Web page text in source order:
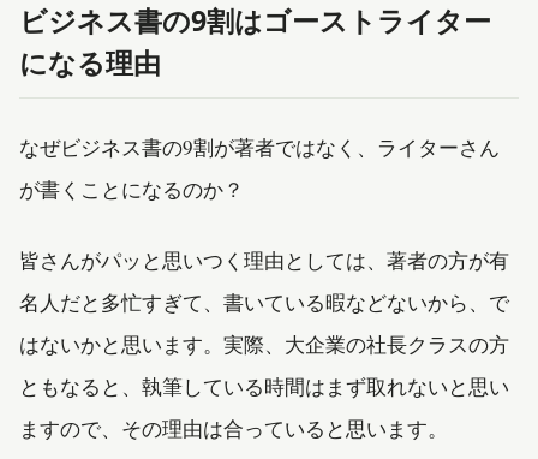
ビジネス書の9割はゴーストライター
になる理由
なぜビジネス書の9割が著者ではなく、ライターさん
が書くことになるのか？
皆さんがパッと思いつく理由としては、著者の方が有
名人だと多忙すぎて、書いている暇などないから、で
はないかと思います。実際、大企業の社長クラスの方
ともなると、執筆している時間はまず取れないと思い
ますので、その理由は合っていると思います。